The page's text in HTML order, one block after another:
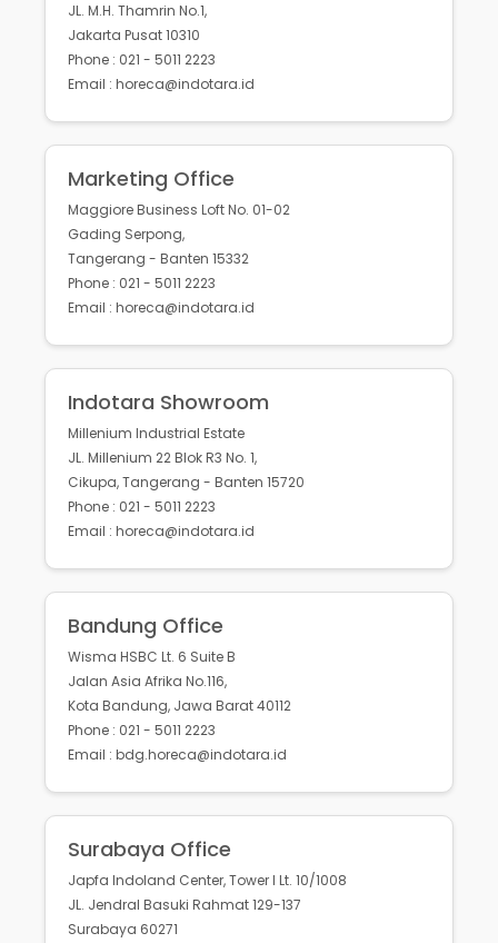
JL. M.H. Thamrin No.1,
Jakarta Pusat 10310
Phone : 021 - 5011 2223
Email : horeca@indotara.id
Marketing Office
Maggiore Business Loft No. 01-02
Gading Serpong,
Tangerang - Banten 15332
Phone : 021 - 5011 2223
Email : horeca@indotara.id
Indotara Showroom
Millenium Industrial Estate
JL. Millenium 22 Blok R3 No. 1,
Cikupa, Tangerang - Banten 15720
Phone : 021 - 5011 2223
Email : horeca@indotara.id
Bandung Office
Wisma HSBC Lt. 6 Suite B
Jalan Asia Afrika No.116,
Kota Bandung, Jawa Barat 40112
Phone : 021 - 5011 2223
Email : bdg.horeca@indotara.id
Surabaya Office
Japfa Indoland Center, Tower I Lt. 10/1008
JL. Jendral Basuki Rahmat 129-137
Surabaya 60271